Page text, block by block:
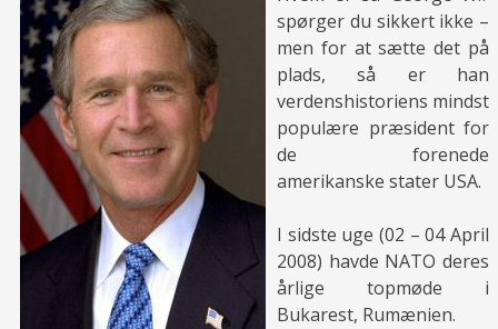
spørger du sikkert ikke –
men for at sætte det på
plads, så er han
verdenshistoriens mindst
populære præsident for
de forenede
amerikanske stater USA.
I sidste uge (02 – 04 April
2008) havde NATO deres
årlige topmøde i
Bukarest, Rumænien.